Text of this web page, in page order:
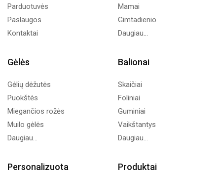
Parduotuvės
Paslaugos
Kontaktai
Mamai
Gimtadienio
Daugiau...
Gėlės
Gėlių dėžutės
Puokštės
Miegančios rožės
Muilo gėlės
Daugiau...
Balionai
Skaičiai
Foliniai
Guminiai
Vaikštantys
Daugiau...
Personalizuota Produktai